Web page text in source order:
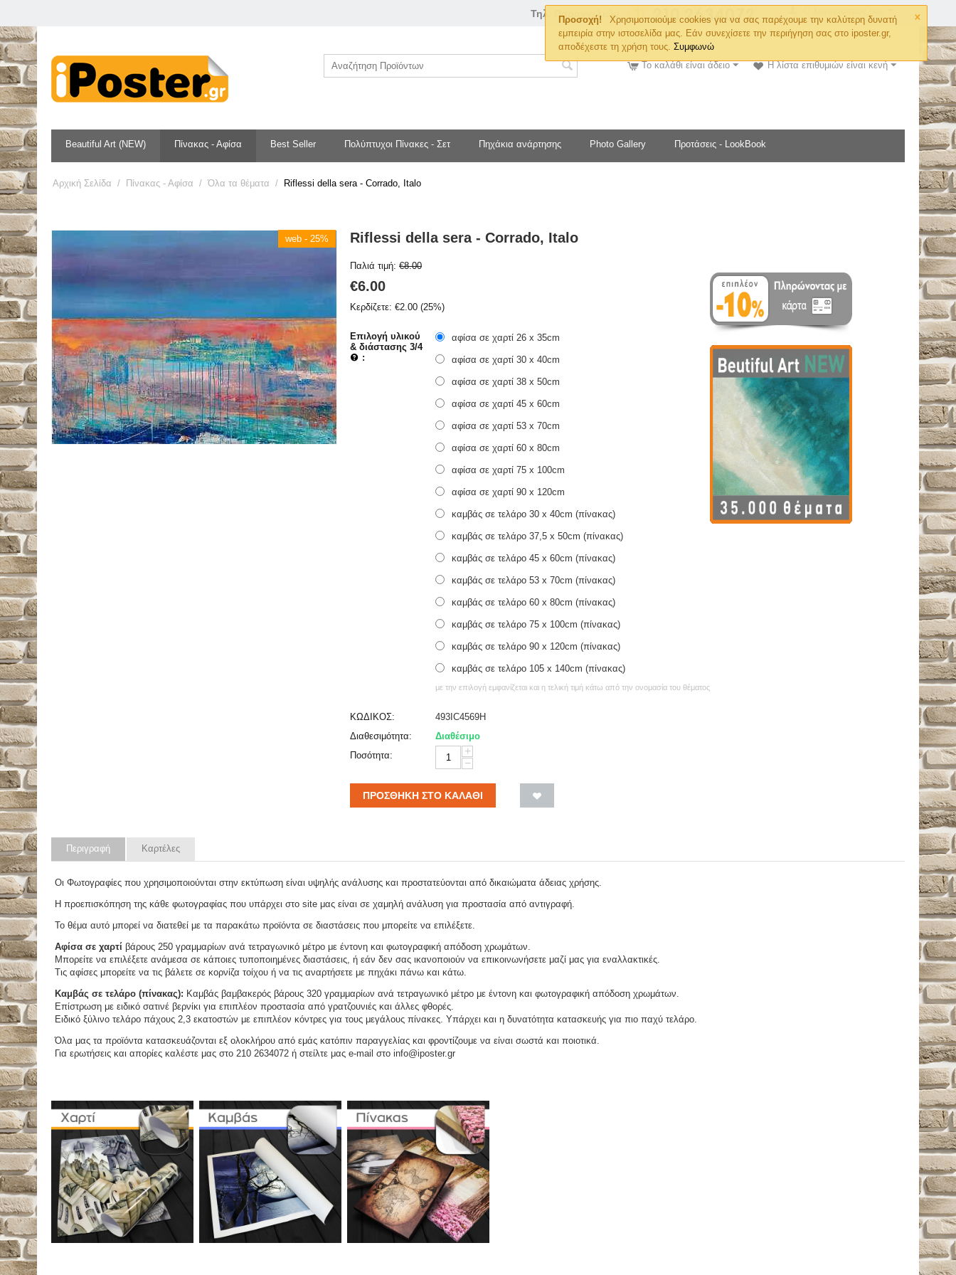
×
Προσοχή!
Χρησιμοποιούμε cookies για να σας παρέχουμε την καλύτερη δυνατή
εμπειρία στην ιστοσελίδα μας. Εάν συνεχίσετε την περιήγηση σας στο iposter.gr,
αποδέχεστε τη χρήση τους.Συμφωνώ
Τηλ. Παραγγελιών
Η λίστα επιθυμιών είναι κενή
Το καλάθι είναι άδειο
Beautiful Art (NEW) Πίνακας - Αφίσα Best Seller Πολύπτυχοι Πίνακες - Σετ Πηχάκια ανάρτησης Photo Gallery Προτάσεις - LookBook
Αρχική Σελίδα / Πίνακας - Αφίσα / Όλα τα θέματα / Riflessi della sera - Corrado, Italo
web - 25% Riflessi della sera - Corrado, Italo
Παλιά τιμή: €8.00
€6.00
Κερδίζετε: €2.00 (25%)
Επιλογή υλικού
& διάστασης 3/4
:
αφίσα σε χαρτί 26 x 35cm
αφίσα σε χαρτί 30 x 40cm
αφίσα σε χαρτί 38 x 50cm
αφίσα σε χαρτί 45 x 60cm
αφίσα σε χαρτί 53 x 70cm
αφίσα σε χαρτί 60 x 80cm
αφίσα σε χαρτί 75 x 100cm
αφίσα σε χαρτί 90 x 120cm
καμβάς σε τελάρο 30 x 40cm (πίνακας)
καμβάς σε τελάρο 37,5 x 50cm (πίνακας)
καμβάς σε τελάρο 45 x 60cm (πίνακας)
καμβάς σε τελάρο 53 x 70cm (πίνακας)
καμβάς σε τελάρο 60 x 80cm (πίνακας)
καμβάς σε τελάρο 75 x 100cm (πίνακας)
καμβάς σε τελάρο 90 x 120cm (πίνακας)
καμβάς σε τελάρο 105 x 140cm (πίνακας)
με την επιλογή εμφανίζεται και η τελική τιμή κάτω από την ονομασία του θέματος
ΚΩΔΙΚΟΣ:
493IC4569H
Διαθεσιμότητα:
Διαθέσιμο
Ποσότητα:
+
−
ΠΡΟΣΘΉΚΗ ΣΤΟ ΚΑΛΆΘΙ
Περιγραφή Καρτέλες
Οι Φωτογραφίες που χρησιμοποιούνται στην εκτύπωση είναι υψηλής ανάλυσης και προστατεύονται από δικαιώματα άδειας χρήσης.
Η προεπισκόπηση της κάθε φωτογραφίας που υπάρχει στο site μας είναι σε χαμηλή ανάλυση για προστασία από αντιγραφή.
Το θέμα αυτό μπορεί να διατεθεί με τα παρακάτω προϊόντα σε διαστάσεις που μπορείτε να επιλέξετε.
Αφίσα σε χαρτί βάρους 250 γραμμαρίων ανά τετραγωνικό μέτρο με έντονη και φωτογραφική απόδοση χρωμάτων.
Μπορείτε να επιλέξετε ανάμεσα σε κάποιες τυποποιημένες διαστάσεις, ή εάν δεν σας ικανοποιούν να επικοινωνήσετε μαζί μας για εναλλακτικές.
Τις αφίσες μπορείτε να τις βάλετε σε κορνίζα τοίχου ή να τις αναρτήσετε με πηχάκι πάνω και κάτω.
Καμβάς σε τελάρο (πίνακας): Καμβάς βαμβακερός βάρους 320 γραμμαρίων ανά τετραγωνικό μέτρο με έντονη και φωτογραφική απόδοση χρωμάτων.
Επίστρωση με ειδικό σατινέ βερνίκι για επιπλέον προστασία από γρατζουνιές και άλλες φθορές.
Ειδικό ξύλινο τελάρο πάχους 2,3 εκατοστών με επιπλέον κόντρες για τους μεγάλους πίνακες. Υπάρχει και η δυνατότητα κατασκευής για πιο παχύ τελάρο.
Όλα μας τα προϊόντα κατασκευάζονται εξ ολοκλήρου από εμάς κατόπιν παραγγελίας και φροντίζουμε να είναι σωστά και ποιοτικά.
Για ερωτήσεις και απορίες καλέστε μας στο 210 2634072 ή στείλτε μας e-mail στο info@iposter.gr